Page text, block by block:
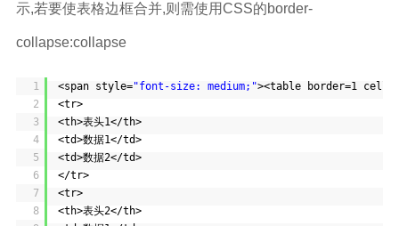
示,若要使表格边框合并,则需使用CSS的border-
collapse:collapse
1
2
3
4
5
6
7
8
<span style="font-size: medium;"><table border=1
<tr>
<th>表头1</th>
<td>数据1</td>
<td>数据2</td>
</tr>
<tr>
<th>表头2</th>